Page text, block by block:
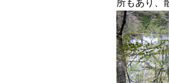
所もあり、